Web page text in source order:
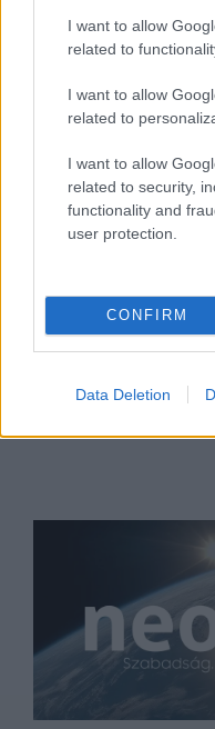
I want to allow
related to
I want to allow
related to
I want to allow
related to security,
functionality and
user protection.
CONFIRM
Data Deletion
2020. március 17.
Titkos
a Kék-Fehér